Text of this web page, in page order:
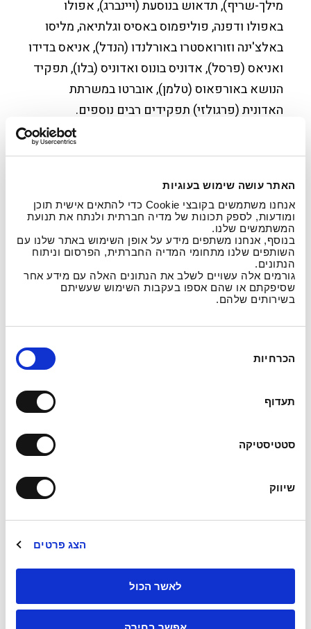
האתר עושה שימוש בעוגיות
אנחנו משתמשים בקובצי Cookie כדי להתאים אישית תוכן
ומודעות, לספק תכונות של מדיה חברתית ולנתח את תנועת
המשתמשים שלנו.
בנוסף, אנחנו משתפים מידע על אופן השימוש באתר שלנו עם
השותפים שלנו מתחומי המדיה החברתית, הפרסום וניתוח
הנתונים.
גורמים אלה עשויים לשלב את הנתונים האלה עם מידע אחר
שסיפקתם או שהם אספו בעקבות השימוש שעשיתם
בשירותים שלהם.
הכרחיות
תעדוף
סטטיסטיקה
שיווק
הצג פרטים
לאשר הכול
מילך-שריף), תדאוש בנוסעת (ויינברג), אפולו
באפולו ודפנה, פוליפמוס באסיס וגלתיאה, מליסו
באלצ'ינה וזורואסטרו באורלנדו (הנדל), אניאס בדידו
ואניאס (פרסל), אדוניס בונוס ואדוניס (בלו), תפקיד
הנושא באורפאוס (טלמן), אוברטו במשרתת
האדונית (פרגולזי) תפקידים רבים נוספים.
​הרפרטואר הקונצרטי שלו כולל את המיסה בסי
מינור, מגניפיקט, מתיאוס ויוהאנס פסיון, קנטטות
(באך), אודה לסנטה ססיליה (פרסל), טה דאום
(שרפנטייה), אסתר, שלמה, יהודה המכבי, המשיח,
משתה אלכסנדר והדיקסיט דומינוס (הנדל), רקוויאם
גרמני (ברהאמס), הרקויאם מאת פורה ומאת
מוצארט, וכמו כן המיסות בדו מינור וההכתרה, סטאבט
מאטר (שוברט), מיסה חגיגית קטנה (רוסיני), מיסות
לעת מלחמה ונלסון, עונות השנה וסטאבט מאטר
(היידן), עבודת הקודש (בלוך), החתונה (סטרוינסקי),
בשנת 2017 ביים את האופרה "בחירתו של פאריס"
(ד. פרסל) בביצוע אנסמבל בארוקדה בה שר בנוסף
​בשנת 2002 ייסד את אנסמבל "נביאי הקוינטה",
עתיקה מימי הביניים ועד מוסיקה מהבארוק, והיה
לשנת 2013, מלגת קרן גרבוב לשנת 2014 ומלגת